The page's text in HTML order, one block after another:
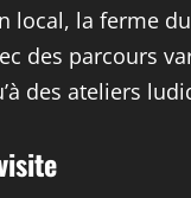
local, la ferme
des parcours
des ateliers